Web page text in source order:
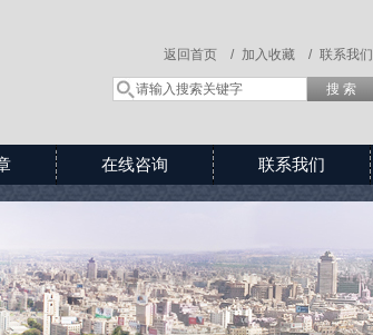
联系我们
加入收藏 /
返回首页 /
在线咨询 联系我们